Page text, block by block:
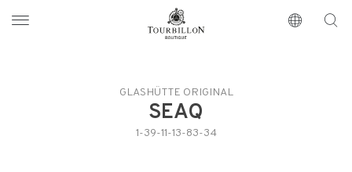
https://www.tourbillon.com/index.php/de
GLASHÜTTE ORIGINAL
SEAQ
1-39-11-13-83-34